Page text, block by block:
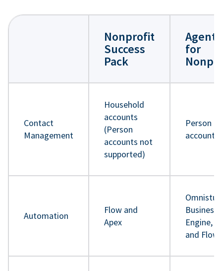
Nonprofit
Success
Pack
for
Contact
Management
Household
accounts
(Person
accounts not
supported)
Person
accounts
Automation
Flow and
Apex
Business
Engine,
and Flow